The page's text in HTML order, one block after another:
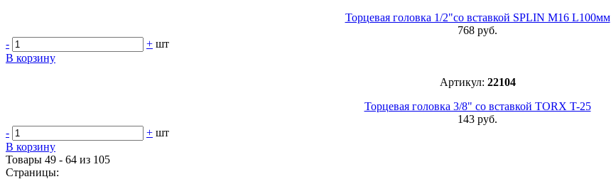
Торцевая головка 1/2"со вставкой SPLIN М16 L100мм
768 руб.
-
+ шт
В корзину
Артикул: 22104
Торцевая головка 3/8" со вставкой TORX T-25
143 руб.
-
+ шт
В корзину
Товары 49 - 64 из 105
Страницы: